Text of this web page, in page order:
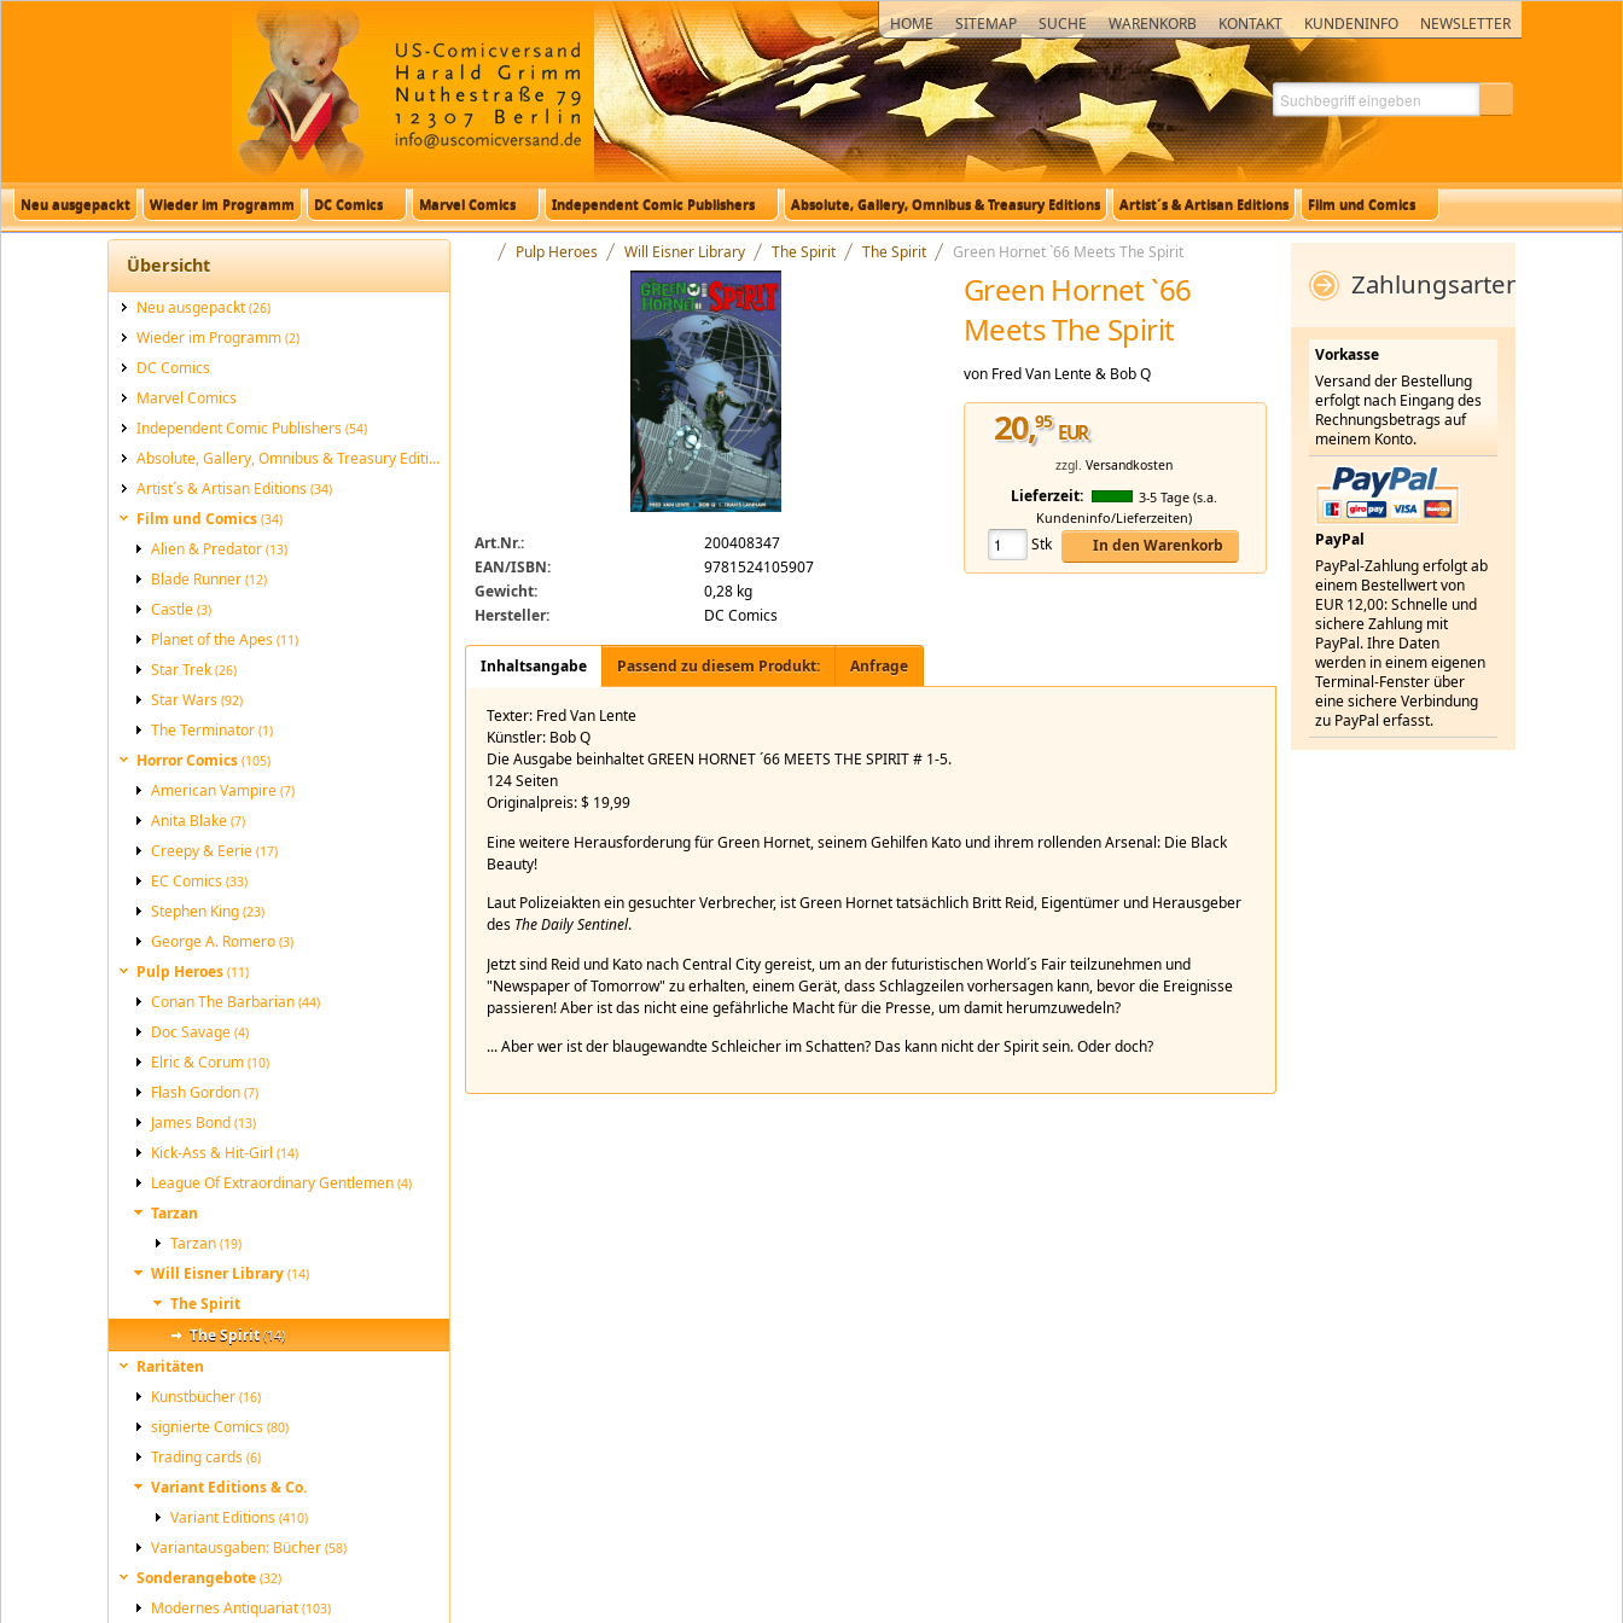
HOME SITEMAP SUCHE WARENKORB KONTAKT KUNDENINFO NEWSLETTER
Neu ausgepackt Wieder im Programm DC Comics Marvel Comics Independent Comic Publishers Absolute, Gallery, Omnibus & Treasury Editions Artist´s & Artisan Editions Film und Comics
Übersicht
Neu ausgepackt (26)
Wieder im Programm (2)
DC Comics
Marvel Comics
Independent Comic Publishers (54)
Absolute, Gallery, Omnibus & Treasury Editions
Artist´s & Artisan Editions (34)
Film und Comics (34)
Alien & Predator (13)
Blade Runner (12)
Castle (3)
Planet of the Apes (11)
Star Trek (26)
Star Wars (92)
The Terminator (1)
Horror Comics (105)
American Vampire (7)
Anita Blake (7)
Creepy & Eerie (17)
EC Comics (33)
Stephen King (23)
George A. Romero (3)
Pulp Heroes (11)
Conan The Barbarian (44)
Doc Savage (4)
Elric & Corum (10)
Flash Gordon (7)
James Bond (13)
Kick-Ass & Hit-Girl (14)
League Of Extraordinary Gentlemen (4)
Tarzan
Tarzan (19)
Will Eisner Library (14)
The Spirit
The Spirit (14)
Raritäten
Kunstbücher (16)
signierte Comics (80)
Trading cards (6)
Variant Editions & Co.
Variant Editions (410)
Variantausgaben: Bücher (58)
Sonderangebote (32)
Modernes Antiquariat (103)
Zahlungsarten
Vorkasse
Versand der Bestellung
erfolgt nach Eingang des
Rechnungsbetrags auf
meinem Konto.
PayPal
PayPal-Zahlung erfolgt ab
einem Bestellwert von
EUR 12,00: Schnelle und
sichere Zahlung mit
PayPal. Ihre Daten
werden in einem eigenen
Terminal-Fenster über
eine sichere Verbindung
zu PayPal erfasst.
Pulp Heroes Will Eisner Library The Spirit The Spirit Green Hornet `66 Meets The Spirit
Green Hornet `66 Meets The Spirit
Art.Nr.:
200408347
EAN/ISBN:
9781524105907
Gewicht:
0,28 kg
Hersteller:
DC Comics
Green Hornet `66
Meets The Spirit
von Fred Van Lente & Bob Q
20,95 EUR
zzgl. Versandkosten
Lieferzeit:
3-5 Tage (s.a.
Kundeninfo/Lieferzeiten)
Stk In den Warenkorb
Inhaltsangabe Passend zu diesem Produkt: Anfrage
Texter: Fred Van Lente
Künstler: Bob Q
Die Ausgabe beinhaltet GREEN HORNET ´66 MEETS THE SPIRIT # 1-5.
124 Seiten
Originalpreis: $ 19,99
Eine weitere Herausforderung für Green Hornet, seinem Gehilfen Kato und ihrem rollenden Arsenal: Die Black
Beauty!
Laut Polizeiakten ein gesuchter Verbrecher, ist Green Hornet tatsächlich Britt Reid, Eigentümer und Herausgeber
des The Daily Sentinel.
Jetzt sind Reid und Kato nach Central City gereist, um an der futuristischen World´s Fair teilzunehmen und
"Newspaper of Tomorrow" zu erhalten, einem Gerät, dass Schlagzeilen vorhersagen kann, bevor die Ereignisse
passieren! Aber ist das nicht eine gefährliche Macht für die Presse, um damit herumzuwedeln?
... Aber wer ist der blaugewandte Schleicher im Schatten? Das kann nicht der Spirit sein. Oder doch?